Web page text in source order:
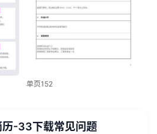
单页152
历-33下载常见问题